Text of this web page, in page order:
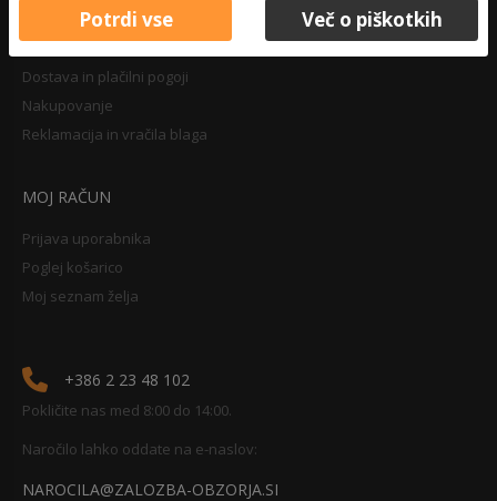
Dostava in plačilni pogoji
Nakupovanje
Reklamacija in vračila blaga
MOJ RAČUN
Prijava uporabnika
Poglej košarico
Moj seznam želja
+386 2 23 48 102
Pokličite nas med 8:00 do 14:00.
Naročilo lahko oddate na e-naslov:
NAROCILA@ZALOZBA-OBZORJA.SI
Potrdi vse Več o piškotkih